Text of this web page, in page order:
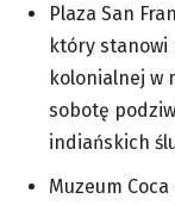
Plaza San
który stanowi
kolonialnej w
sobotę
indiańskich
Muzeum